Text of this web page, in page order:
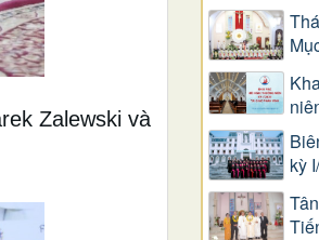
Zalewski và
kỳ